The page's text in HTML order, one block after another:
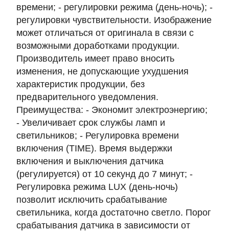
времени; - регулировки режима (день-ночь); -
регулировки чувствительности. Изображение
может отличаться от оригинала в связи с
возможными доработками продукции.
Производитель имеет право вносить
изменения, не допускающие ухудшения
характеристик продукции, без
предварительного уведомления.
Преимущества: - Экономит электроэнергию;
- Увеличивает срок службы ламп и
светильников; - Регулировка времени
включения (TIME). Время выдержки
включения и выключения датчика
(регулируется) от 10 секунд до 7 минут; -
Регулировка режима LUX (день-ночь)
позволит исключить срабатывание
светильника, когда достаточно светло. Порог
срабатывания датчика в зависимости от